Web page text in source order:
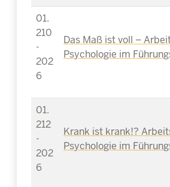
01.
210
-
202
6
Das Maß ist voll –
Psychologie im
01.
212
-
202
6
Krank ist krank!?
Psychologie im